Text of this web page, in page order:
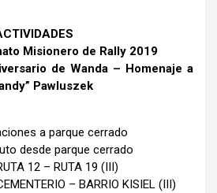
Misionero de Rally 2019
de Wanda – Homenaje a
Pawluszek
a parque cerrado
desde parque cerrado
12 – RUTA 19 (III)
– BARRIO KISIEL (III)